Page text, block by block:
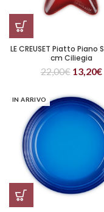
LE CREUSET Piatto Piano
cm Ciliegia
22,00€ 13,20€
IN ARRIVO